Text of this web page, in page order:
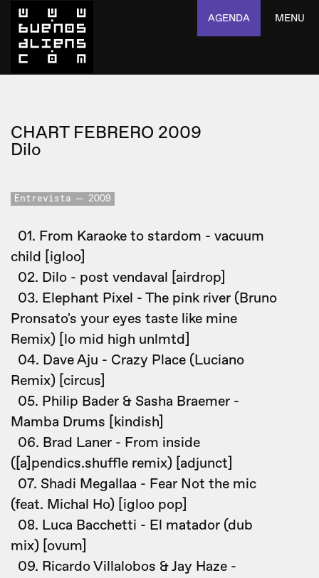
AGENDA MENU
CHART FEBRERO 2009
Dilo
Entrevista 2009
01. From Karaoke to stardom - vacuum
child [igloo]
02. Dilo - post vendaval [airdrop]
03. Elephant Pixel - The pink river (Bruno
Pronsato's your eyes taste like mine
Remix) [lo mid high unlmtd]
04. Dave Aju - Crazy Place (Luciano
Remix) [circus]
05. Philip Bader & Sasha Braemer -
Mamba Drums [kindish]
06. Brad Laner - From inside
([a]pendics.shuffle remix) [adjunct]
07. Shadi Megallaa - Fear Not the mic
(feat. Michal Ho) [igloo pop]
08. Luca Bacchetti - El matador (dub
mix) [ovum]
09. Ricardo Villalobos & Jay Haze -